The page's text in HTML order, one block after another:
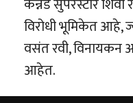
कन्नड सुपरस्टार शिवा
विरोधी भूमिकेत आहे,
वसंत रवी,
आहेत.